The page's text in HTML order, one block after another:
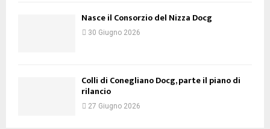
Nasce il Consorzio del Nizza Docg
30 Giugno 2026
Colli di Conegliano Docg, parte il piano di
rilancio
27 Giugno 2026